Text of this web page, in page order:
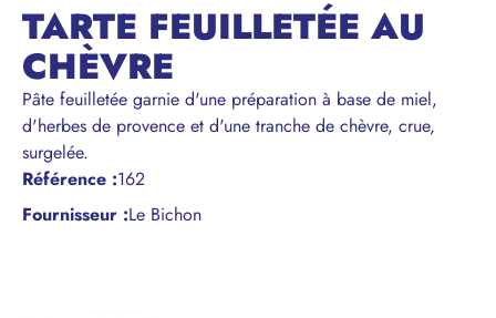
TARTE FEUILLETÉE AU
CHÈVRE
Pâte feuilletée garnie d'une préparation à base de miel,
d'herbes de provence et d'une tranche de chèvre, crue,
surgelée.
Référence :162
Fournisseur :Le Bichon